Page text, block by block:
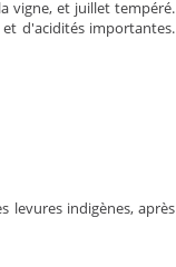
vigne, et juillet tempéré.
d'acidités importantes.
levures indigènes, après